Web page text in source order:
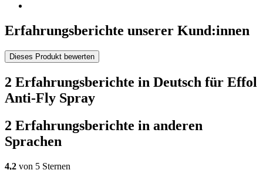
Erfahrungsberichte unserer Kund:innen
Dieses Produkt bewerten
2 Erfahrungsberichte in Deutsch für Effol
Anti-Fly Spray
2 Erfahrungsberichte in anderen
Sprachen
4,2 von 5 Sternen